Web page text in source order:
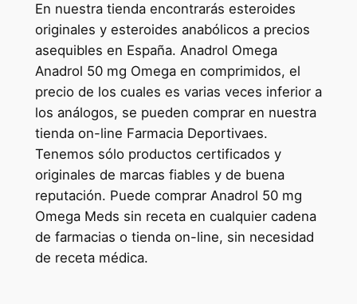
En nuestra tienda encontrarás esteroides
originales y esteroides anabólicos a precios
asequibles en España. Anadrol Omega
Anadrol 50 mg Omega en comprimidos, el
precio de los cuales es varias veces inferior a
los análogos, se pueden comprar en nuestra
tienda on-line Farmacia Deportivaes.
Tenemos sólo productos certificados y
originales de marcas fiables y de buena
reputación. Puede comprar Anadrol 50 mg
Omega Meds sin receta en cualquier cadena
de farmacias o tienda on-line, sin necesidad
de receta médica.